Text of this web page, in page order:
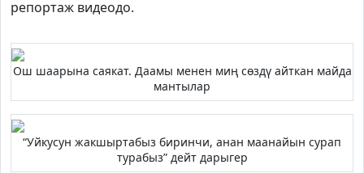
репортаж видеодо.
Ош шаарына саякат. Даамы менен миң сөздү айткан майда
мантылар
“Уйкусун жакшыртабыз биринчи, анан маанайын сурап
турабыз” дейт дарыгер